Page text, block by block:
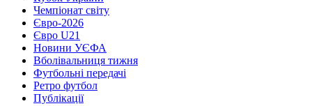
Чемпіонат світу
Євро-2026
Євро U21
Новини УЄФА
Вболівальниця тижня
Футбольні передачі
Ретро футбол
Публікації